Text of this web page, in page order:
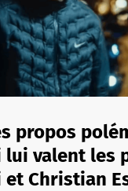
propos
lui valent les
et Christian